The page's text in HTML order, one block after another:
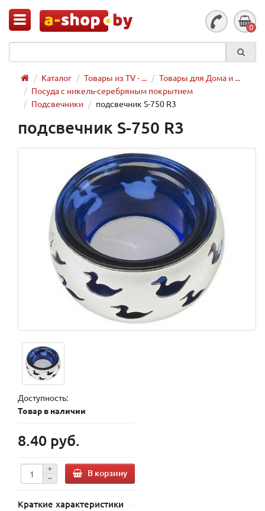
0
Каталог Товары из TV - ...
Товары для Дома и ...
Посуда с никель-серебряным покрытием
Подсвечники
подсвечник S-750 R3
подсвечник S-750 R3
Доступность:
Товар в наличии
8.40 руб.
В корзину
Краткие характеристики